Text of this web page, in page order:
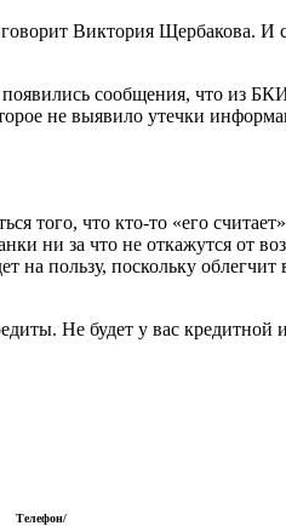
Виктория Щербакова. И
сообщения, что из
не выявило утечки
того, что кто-то «его
ни за что не откажутся от
пользу, поскольку облегчит
Не будет у вас кредитной
Телефон/